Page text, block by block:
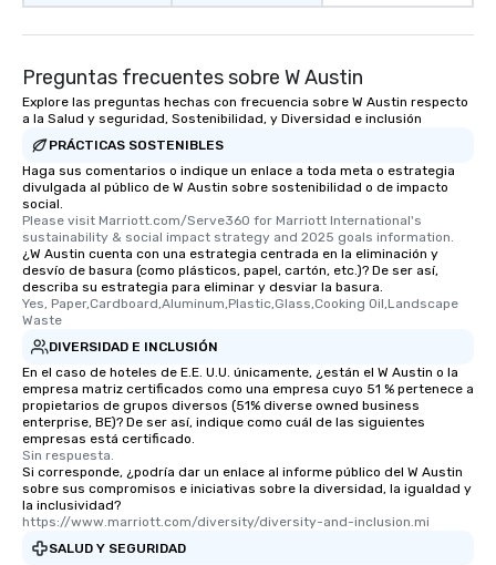
Preguntas frecuentes sobre W Austin
Explore las preguntas hechas con frecuencia sobre W Austin respecto
a la Salud y seguridad, Sostenibilidad, y Diversidad e inclusión
PRÁCTICAS SOSTENIBLES
Haga sus comentarios o indique un enlace a toda meta o estrategia
divulgada al público de W Austin sobre sostenibilidad o de impacto
social.
Please visit Marriott.com/Serve360 for Marriott International's
sustainability & social impact strategy and 2025 goals information.
¿W Austin cuenta con una estrategia centrada en la eliminación y
desvío de basura (como plásticos, papel, cartón, etc.)? De ser así,
describa su estrategia para eliminar y desviar la basura.
Yes, Paper,Cardboard,Aluminum,Plastic,Glass,Cooking Oil,Landscape
Waste
DIVERSIDAD E INCLUSIÓN
En el caso de hoteles de E.E. U.U. únicamente, ¿están el W Austin o la
empresa matriz certificados como una empresa cuyo 51 % pertenece a
propietarios de grupos diversos (51% diverse owned business
enterprise, BE)? De ser así, indique como cuál de las siguientes
empresas está certificado.
Sin respuesta.
Si corresponde, ¿podría dar un enlace al informe público del W Austin
sobre sus compromisos e iniciativas sobre la diversidad, la igualdad y
la inclusividad?
https://www.marriott.com/diversity/diversity-and-inclusion.mi
SALUD Y SEGURIDAD